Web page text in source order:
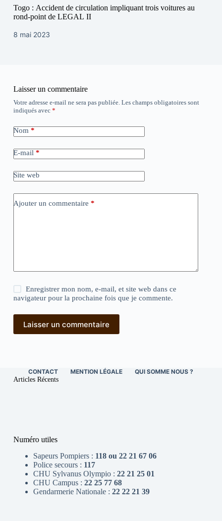
Togo : Accident de circulation impliquant trois voitures au
rond-point de LEGAL II
8 mai 2023
Laisser un commentaire
Votre adresse e-mail ne sera pas publiée. Les champs obligatoires sont
indiqués avec *
Nom *
E-mail *
Site web
Ajouter un commentaire *
Enregistrer mon nom, e-mail, et site web dans ce
navigateur pour la prochaine fois que je commente.
Laisser un commentaire
CONTACT MENTION LÉGALE QUI SOMME NOUS ?
Articles Récents
Numéro utiles
Sapeurs Pompiers : 118 ou 22 21 67 06
Police secours : 117
CHU Sylvanus Olympio : 22 21 25 01
CHU Campus : 22 25 77 68
Gendarmerie Nationale : 22 22 21 39